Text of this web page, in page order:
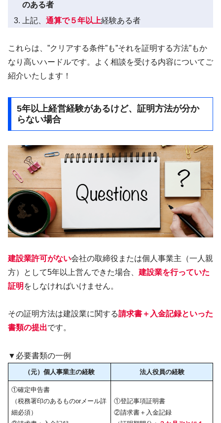
のある者
上記、通算で５年以上経験ある者
これらは、”クリアする条件”も”それを証明する方法”もか
なり高いハードルです。よく相談を受ける内容についてご
紹介いたします！
5年以上経営経験があるけど、証明方法が分か
らない場合
建設業許可がない会社の取締役または個人事業主（一人親
方）として5年以上営んできた場合、 建設業を行っていた
証明 をしなければいけません。
その証明方法は建設業に関する請求書＋入金記録といった
書類の提出です。
▼必要書類の一例
（元）個人事業主の経験 法人役員の経験
①確定申告書
（税務署印のあるものorメール詳
細必須）
①登記事項証明書
②請求書＋入金記録